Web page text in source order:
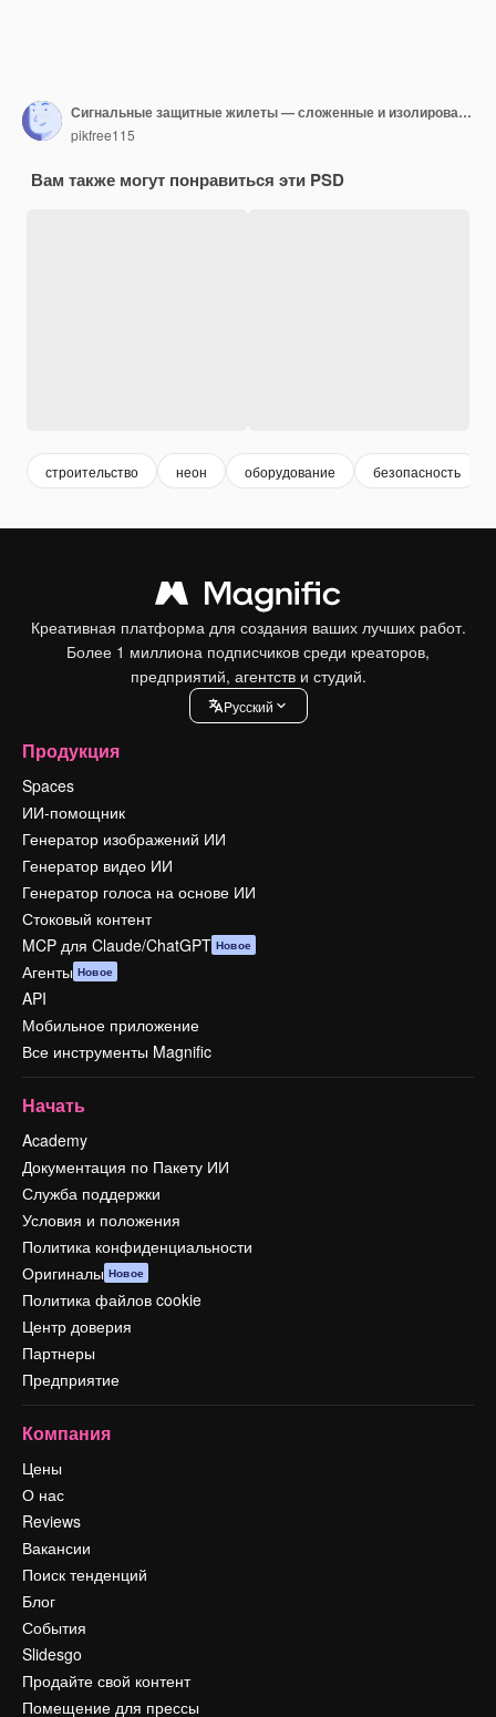
Сигнальные защитные жилеты — сложенные и изолированные
pikfree115
Вам также могут понравиться эти PSD
строительство неон оборудование безопасность
Креативная платформа для создания ваших лучших работ.
Более 1 миллиона подписчиков среди креаторов,
предприятий, агентств и студий.
Pусский
Продукция
Spaces
ИИ-помощник
Генератор изображений ИИ
Генератор видео ИИ
Генератор голоса на основе ИИ
Стоковый контент
MCP для Claude/ChatGPT Новое
Агенты Новое
API
Мобильное приложение
Все инструменты Magnific
Начать
Academy
Документация по Пакету ИИ
Служба поддержки
Условия и положения
Политика конфиденциальности
Оригиналы Новое
Политика файлов cookie
Центр доверия
Партнеры
Предприятие
Компания
Цены
О нас
Reviews
Вакансии
Поиск тенденций
Блог
События
Slidesgo
Продайте свой контент
Помещение для прессы